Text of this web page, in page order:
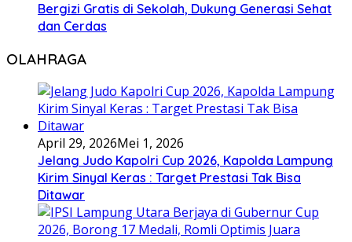
Bergizi Gratis di Sekolah, Dukung Generasi Sehat
dan Cerdas
OLAHRAGA
April 29, 2026Mei 1, 2026
Jelang Judo Kapolri Cup 2026, Kapolda Lampung
Kirim Sinyal Keras : Target Prestasi Tak Bisa
Ditawar